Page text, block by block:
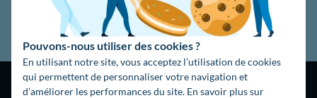
Pouvons-nous utiliser des cookies ?
En utilisant notre site, vous acceptez l’utilisation de cookies
qui permettent de personnaliser votre navigation et
d’améliorer les performances du site. En savoir plus sur